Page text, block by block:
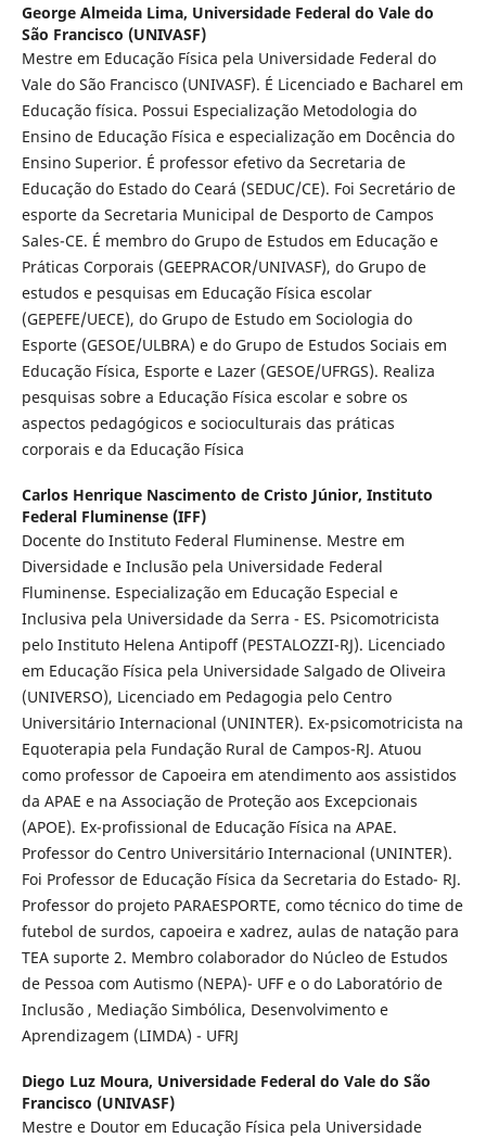
George Almeida Lima, Universidade Federal do Vale do
São Francisco (UNIVASF)
Mestre em Educação Física pela Universidade Federal do
Vale do São Francisco (UNIVASF). É Licenciado e Bacharel em
Educação física. Possui Especialização Metodologia do
Ensino de Educação Física e especialização em Docência do
Ensino Superior. É professor efetivo da Secretaria de
Educação do Estado do Ceará (SEDUC/CE). Foi Secretário de
esporte da Secretaria Municipal de Desporto de Campos
Sales-CE. É membro do Grupo de Estudos em Educação e
Práticas Corporais (GEEPRACOR/UNIVASF), do Grupo de
estudos e pesquisas em Educação Física escolar
(GEPEFE/UECE), do Grupo de Estudo em Sociologia do
Esporte (GESOE/ULBRA) e do Grupo de Estudos Sociais em
Educação Física, Esporte e Lazer (GESOE/UFRGS). Realiza
pesquisas sobre a Educação Física escolar e sobre os
aspectos pedagógicos e socioculturais das práticas
corporais e da Educação Física
Carlos Henrique Nascimento de Cristo Júnior, Instituto
Federal Fluminense (IFF)
Docente do Instituto Federal Fluminense. Mestre em
Diversidade e Inclusão pela Universidade Federal
Fluminense. Especialização em Educação Especial e
Inclusiva pela Universidade da Serra - ES. Psicomotricista
pelo Instituto Helena Antipoff (PESTALOZZI-RJ). Licenciado
em Educação Física pela Universidade Salgado de Oliveira
(UNIVERSO), Licenciado em Pedagogia pelo Centro
Universitário Internacional (UNINTER). Ex-psicomotricista na
Equoterapia pela Fundação Rural de Campos-RJ. Atuou
como professor de Capoeira em atendimento aos assistidos
da APAE e na Associação de Proteção aos Excepcionais
(APOE). Ex-profissional de Educação Física na APAE.
Professor do Centro Universitário Internacional (UNINTER).
Foi Professor de Educação Física da Secretaria do Estado- RJ.
Professor do projeto PARAESPORTE, como técnico do time de
futebol de surdos, capoeira e xadrez, aulas de natação para
TEA suporte 2. Membro colaborador do Núcleo de Estudos
de Pessoa com Autismo (NEPA)- UFF e o do Laboratório de
Inclusão , Mediação Simbólica, Desenvolvimento e
Aprendizagem (LIMDA) - UFRJ
Diego Luz Moura, Universidade Federal do Vale do São
Francisco (UNIVASF)
Mestre e Doutor em Educação Física pela Universidade